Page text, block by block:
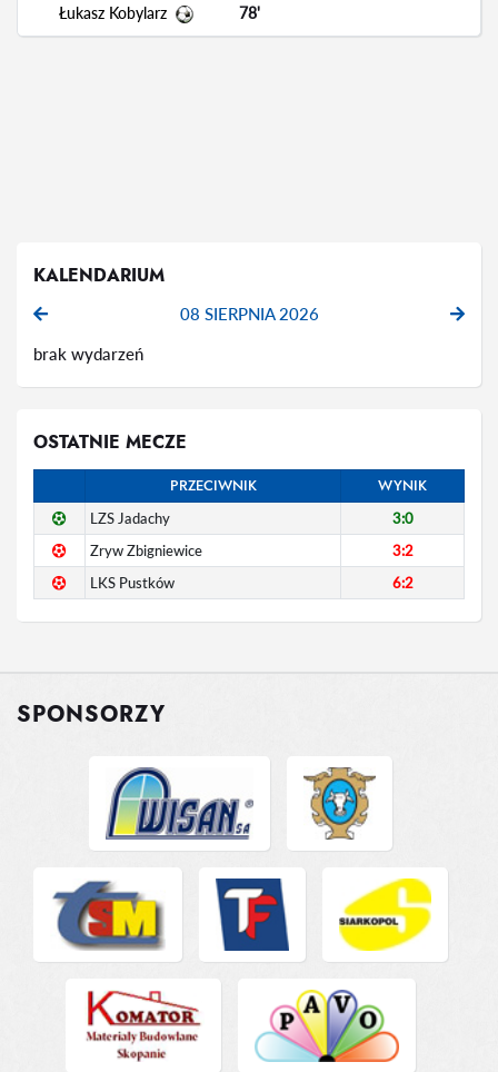
Łukasz Kobylarz 78'
KALENDARIUM
08 SIERPNIA 2026
brak wydarzeń
OSTATNIE MECZE
PRZECIWNIK WYNIK
LZS Jadachy
3:0
Zryw Zbigniewice
3:2
LKS Pustków
6:2
SPONSORZY